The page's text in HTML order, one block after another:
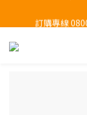
訂購專線